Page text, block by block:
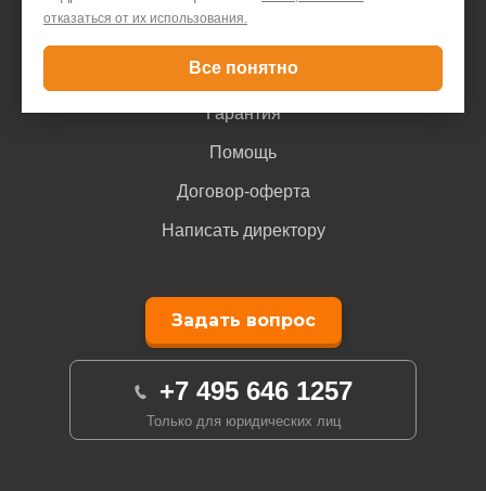
отказаться от их использования.
Все понятно
Покупателю
Доставка и оплата
Гарантия
Помощь
Договор-оферта
Написать директору
Задать вопрос
+7 495 646 1257
Только для юридических лиц